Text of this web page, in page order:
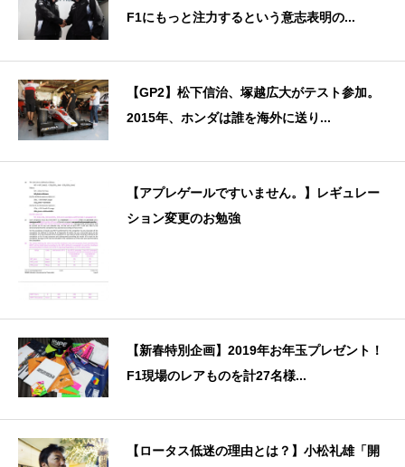
F1にもっと注力するという意志表明の...
【GP2】松下信治、塚越広大がテスト参加。
2015年、ホンダは誰を海外に送り...
【アプレゲールですいません。】レギュレー
ション変更のお勉強
【新春特別企画】2019年お年玉プレゼント！
F1現場のレアものを計27名様...
【ロータス低迷の理由とは？】小松礼雄「開